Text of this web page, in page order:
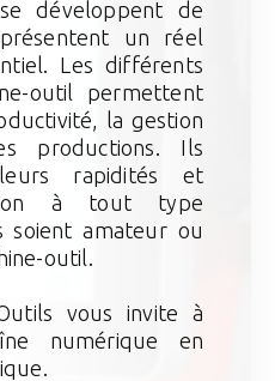
développent de
un réel
Les différents
outil permettent
la gestion
productions. Ils
rapidités et
à tout type
soient amateur ou
outil.
vous invite à
numérique en